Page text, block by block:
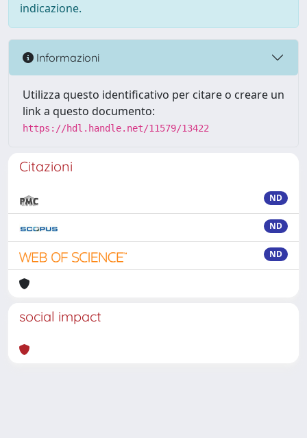
indicazione.
Informazioni
Utilizza questo identificativo per citare o creare un
link a questo documento:
https://hdl.handle.net/11579/13422
Citazioni
ND
ND
ND
social impact